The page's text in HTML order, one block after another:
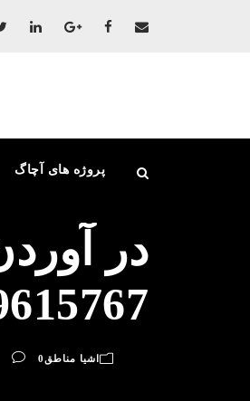
پروژه های آچاگ
در
اشیا مناطق 0